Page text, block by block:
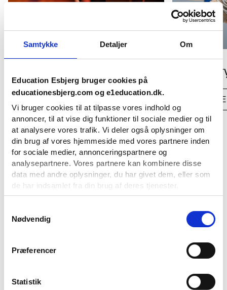
Samtykke Detaljer Om
Education Esbjerg bruger cookies på
educationesbjerg.com og e1education.dk.
Vi bruger cookies til at tilpasse vores indhold og
annoncer, til at vise dig funktioner til sociale medier og til
at analysere vores trafik. Vi deler også oplysninger om
din brug af vores hjemmeside med vores partnere inden
for sociale medier, annonceringspartnere og
analysepartnere. Vores partnere kan kombinere disse
data med andre oplysninger, du har givet dem, eller som
de har indsamlet fra din brug af deres tjenester.
samtykke ved at benytte linket til cookieindstillinger i
Nødvendig
Præferencer
Statistik
LÆS MERE
Pre-
LÆS MERE